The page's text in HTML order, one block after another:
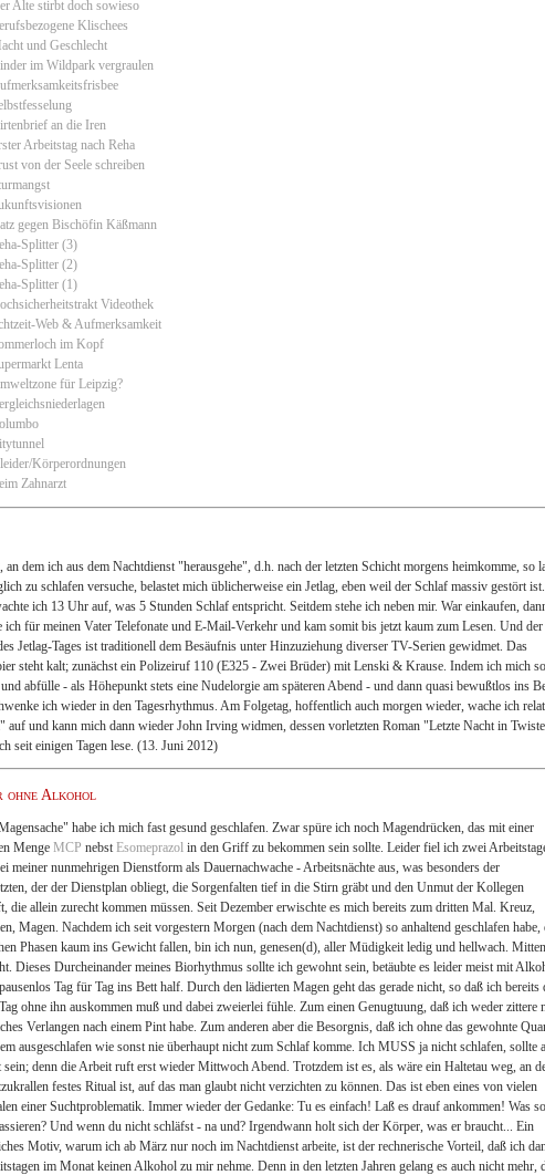
Alte stirbt doch sowieso
Klischees
und Geschlecht
im Wildpark vergraulen
an die Iren
Arbeitstag nach Reha
von der Seele schreiben
gegen Bischöfin Käßmann
Splitter (3)
Splitter (2)
Splitter (1)
Videothek
Web & Aufmerksamkeit
im Kopf
Lenta
für Leipzig?
Körperordnungen
Zahnarzt
an dem ich aus dem Nachtdienst "herausgehe", d.h. nach der letzten Schicht morgens heimkomme, so
zu schlafen versuche, belastet mich üblicherweise ein Jetlag, eben weil der Schlaf massiv gestört ist.
ich 13 Uhr auf, was 5 Stunden Schlaf entspricht. Seitdem stehe ich neben mir. War einkaufen,
ich für meinen Vater Telefonate und E-Mail-Verkehr und kam somit bis jetzt kaum zum Lesen. Und der
Jetlag-Tages ist traditionell dem Besäufnis unter Hinzuziehung diverser TV-Serien gewidmet. Das
steht kalt; zunächst ein Polizeiruf 110 (E325 - Zwei Brüder) mit Lenski & Krause. Indem ich mich so
abfülle - als Höhepunkt stets eine Nudelorgie am späteren Abend - und dann quasi bewußtlos ins
ich wieder in den Tagesrhythmus. Am Folgetag, hoffentlich auch morgen wieder, wache ich
auf und kann mich dann wieder John Irving widmen, dessen vorletzten Roman "Letzte Nacht in
seit einigen Tagen lese. (13. Juni 2012)
ohne Alkohol
habe ich mich fast gesund geschlafen. Zwar spüre ich noch Magendrücken, das mit einer
MengeMCP nebstEsomeprazol in den Griff zu bekommen sein sollte. Leider fiel ich zwei
meiner nunmehrigen Dienstform als Dauernachwache - Arbeitsnächte aus, was besonders der
der der Dienstplan obliegt, die Sorgenfalten tief in die Stirn gräbt und den Unmut der Kollegen
die allein zurecht kommen müssen. Seit Dezember erwischte es mich bereits zum dritten Mal. Kreuz,
Magen. Nachdem ich seit vorgestern Morgen (nach dem Nachtdienst) so anhaltend geschlafen habe,
Phasen kaum ins Gewicht fallen, bin ich nun, genesen(d), aller Müdigkeit ledig und hellwach.
Dieses Durcheinander meines Biorhythmus sollte ich gewohnt sein, betäubte es leider meist mit
Tag für Tag ins Bett half. Durch den lädierten Magen geht das gerade nicht, so daß ich bereits
ohne ihn auskommen muß und dabei zweierlei fühle. Zum einen Genugtuung, daß ich weder zittere
Verlangen nach einem Pint habe. Zum anderen aber die Besorgnis, daß ich ohne das gewohnte
ausgeschlafen wie sonst nie überhaupt nicht zum Schlaf komme. Ich MUSS ja nicht schlafen, sollte
sein; denn die Arbeit ruft erst wieder Mittwoch Abend. Trotzdem ist es, als wäre ein Haltetau weg, an
festes Ritual ist, auf das man glaubt nicht verzichten zu können. Das ist eben eines von vielen
einer Suchtproblematik. Immer wieder der Gedanke: Tu es einfach! Laß es drauf ankommen! Was
Und wenn du nicht schläfst - na und? Irgendwann holt sich der Körper, was er braucht... Ein
Motiv, warum ich ab März nur noch im Nachtdienst arbeite, ist der rechnerische Vorteil, daß ich
im Monat keinen Alkohol zu mir nehme. Denn in den letzten Jahren gelang es auch nicht mehr,